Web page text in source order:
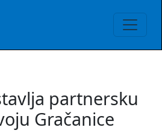
partnersku
Gračanice